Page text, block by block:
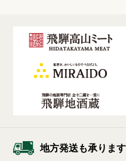
地方発送も承ります